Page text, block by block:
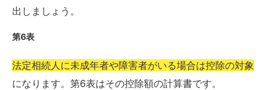
出しましょう。
第6表
法定相続人に未成年者や障害者がいる場合は控除の対象
になります。第6表はその控除額の計算書です。